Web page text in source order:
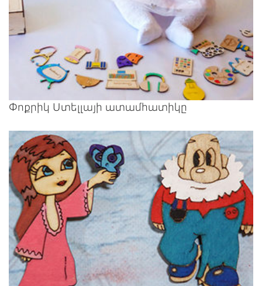
Փոքրիկ Ստելլայի ատամհատիկը